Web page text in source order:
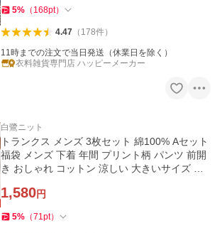
5% （ 168pt）
4.47（ 178件）
11時までの注文で当日発送（休業日を除く）
衣料雑貨専門店 ハッピーメーカー
白鷺ニット
トランクス メンズ 3枚セット 綿100% Aセット
福袋 メンズ 下着 年間 プリント柄 パンツ 前開
き おしゃれ コットン 涼しい 大きいサイズ 男
1,580円
5% （71pt）